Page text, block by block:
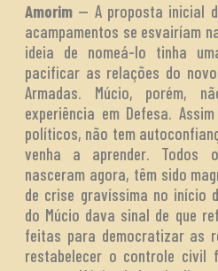
Amorim — A proposta inicial
acampamentos se esvairíam
ideia de nomeá-lo tinha
pacificar as relações do
Armadas. Múcio, porém,
experiência em Defesa.
políticos, não tem
venha a aprender. Todos
nasceram agora, têm sido
de crise gravíssima no início
do Múcio dava sinal de que
feitas para democratizar as
restabelecer o controle civil